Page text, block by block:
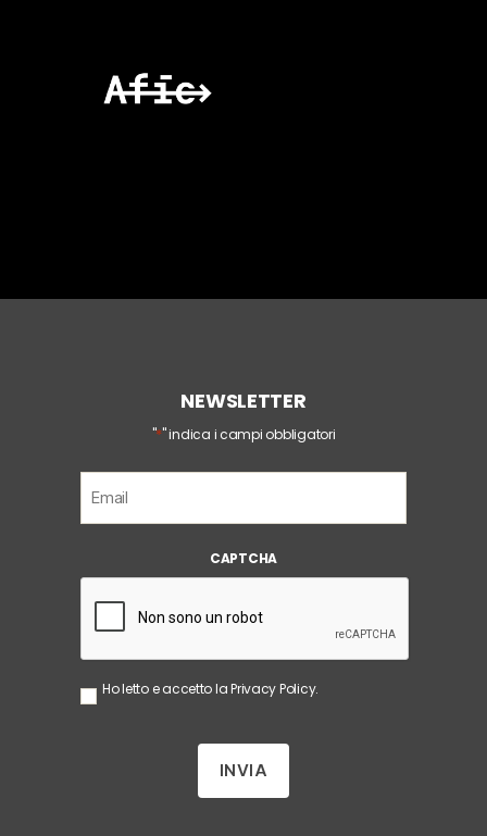
NEWSLETTER
"*" indica i campi obbligatori
a
l
*
CAPTCHA
S
z
a
Ho letto e accetto laPrivacy Policy.